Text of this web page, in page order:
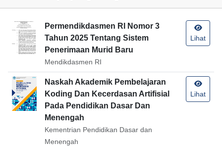
Permendikdasmen RI Nomor 3
Tahun 2025 Tentang Sistem
Penerimaan Murid Baru
Mendikdasmen RI
Lihat
Naskah Akademik Pembelajaran
Koding Dan Kecerdasan Artifisial
Pada Pendidikan Dasar Dan
Menengah
Kementrian Pendidikan Dasar dan
Menengah
Lihat